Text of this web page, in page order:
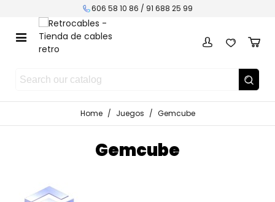
606 58 10 86 / 91 688 25 99
Home / Juegos / Gemcube
Gemcube